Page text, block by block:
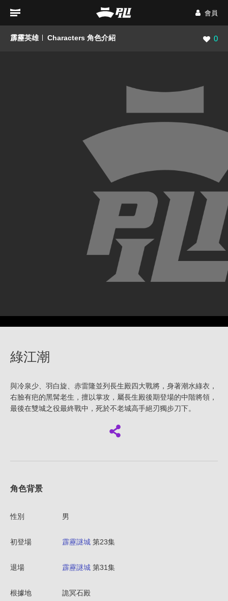
會員
霹靂英雄 Characters 角色介紹 瀏覽
0
綠江潮
與冷泉少、羽白旋、赤雷隆並列長生殿四大戰將，身著潮水綠衣，
右臉有疤的黑髯老生，擅以掌攻，屬長生殿後期登場的中階將領，
最後在雙城之役最終戰中，死於不老城高手絕刃獨步刀下。
角色背景
性別 男
初登場 霹靂謎城 第23集
退場 霹靂謎城 第31集
根據地 詭冥石殿